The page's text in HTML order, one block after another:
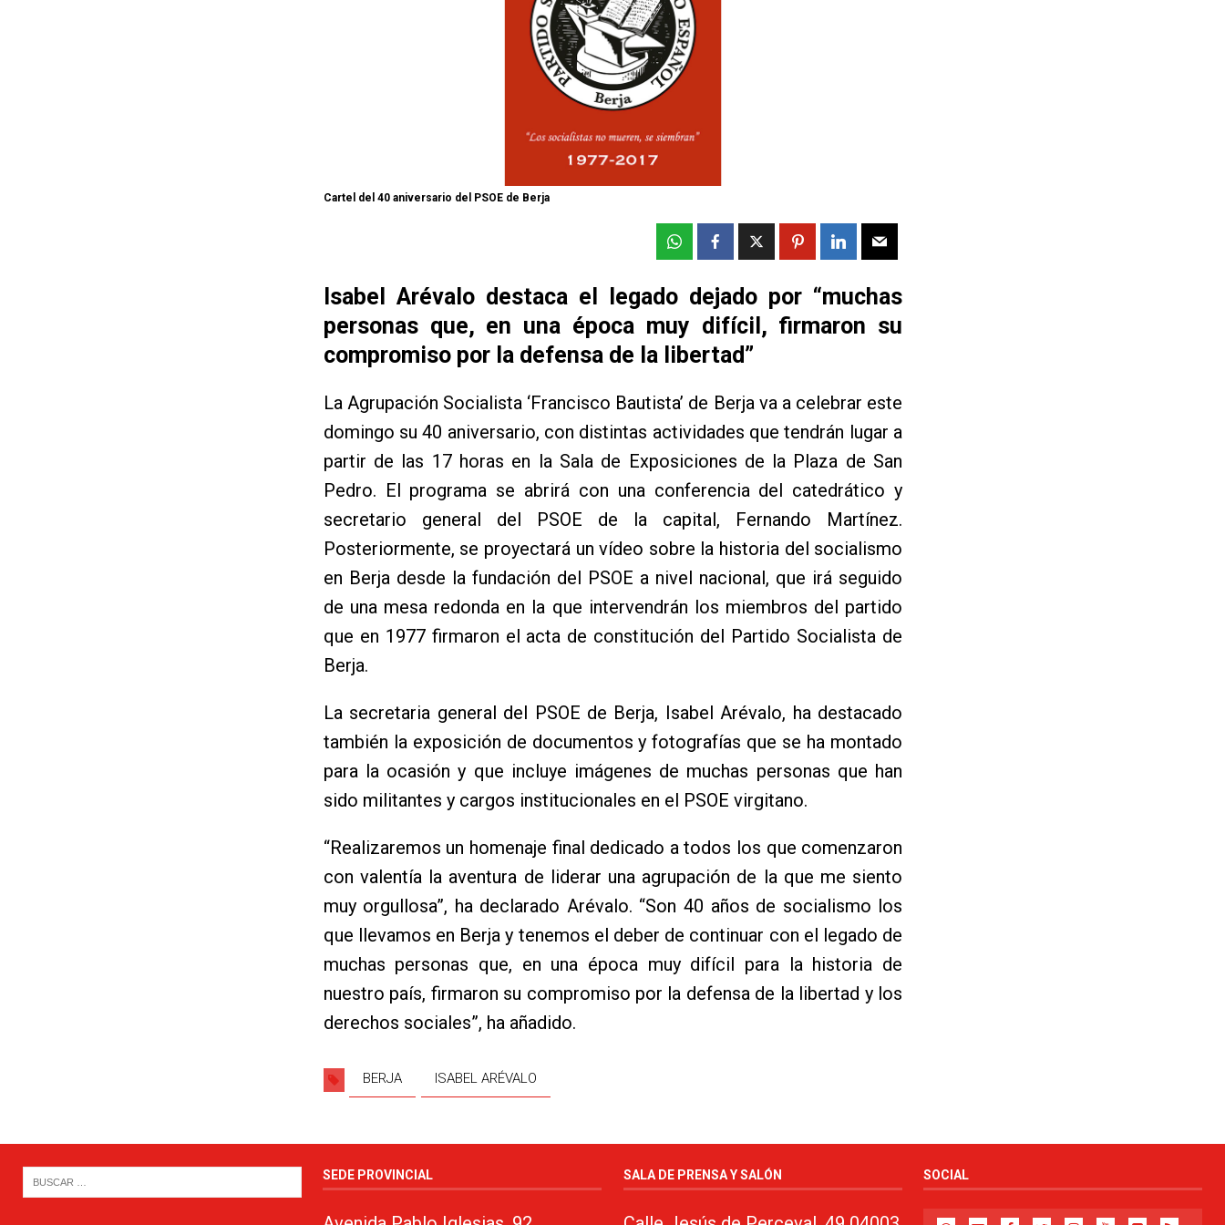
Cartel del 40 aniversario del PSOE de Berja
Isabel Arévalo destaca el legado dejado por “muchas
personas que, en una época muy difícil, firmaron su
compromiso por la defensa de la libertad”
La Agrupación Socialista ‘Francisco Bautista’ de Berja va a celebrar este
domingo su 40 aniversario, con distintas actividades que tendrán lugar a
partir de las 17 horas en la Sala de Exposiciones de la Plaza de San
Pedro. El programa se abrirá con una conferencia del catedrático y
secretario general del PSOE de la capital, Fernando Martínez.
Posteriormente, se proyectará un vídeo sobre la historia del socialismo
en Berja desde la fundación del PSOE a nivel nacional, que irá seguido
de una mesa redonda en la que intervendrán los miembros del partido
que en 1977 firmaron el acta de constitución del Partido Socialista de
Berja.
La secretaria general del PSOE de Berja, Isabel Arévalo, ha destacado
también la exposición de documentos y fotografías que se ha montado
para la ocasión y que incluye imágenes de muchas personas que han
sido militantes y cargos institucionales en el PSOE virgitano.
“Realizaremos un homenaje final dedicado a todos los que comenzaron
con valentía la aventura de liderar una agrupación de la que me siento
muy orgullosa”, ha declarado Arévalo. “Son 40 años de socialismo los
que llevamos en Berja y tenemos el deber de continuar con el legado de
muchas personas que, en una época muy difícil para la historia de
nuestro país, firmaron su compromiso por la defensa de la libertad y los
derechos sociales”, ha añadido.
BERJA ISABEL ARÉVALO
SEDE PROVINCIAL SALA DE PRENSA Y SALÓN SOCIAL